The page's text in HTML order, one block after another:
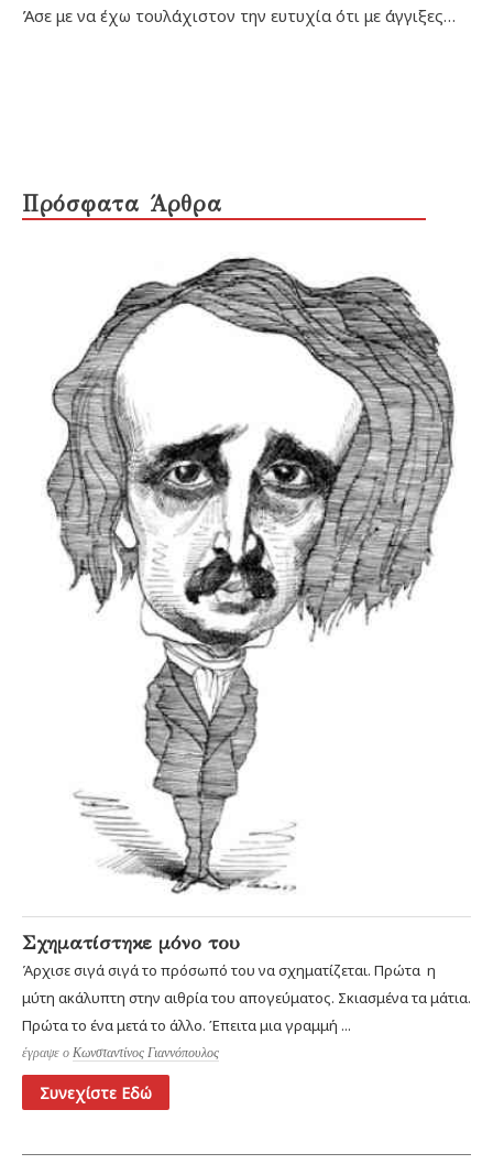
Άσε με να έχω τουλάχιστον την ευτυχία ότι με άγγιξες…
Πρόσφατα Άρθρα
Σχηματίστηκε μόνο του
Άρχισε σιγά σιγά το πρόσωπό του να σχηματίζεται. Πρώτα η
μύτη ακάλυπτη στην αιθρία του απογεύματος. Σκιασμένα τα μάτια.
Πρώτα το ένα μετά το άλλο. Έπειτα μια γραμμή ...
έγραψε ο Κωνσταντίνος Γιαννόπουλος
Συνεχίστε Εδώ